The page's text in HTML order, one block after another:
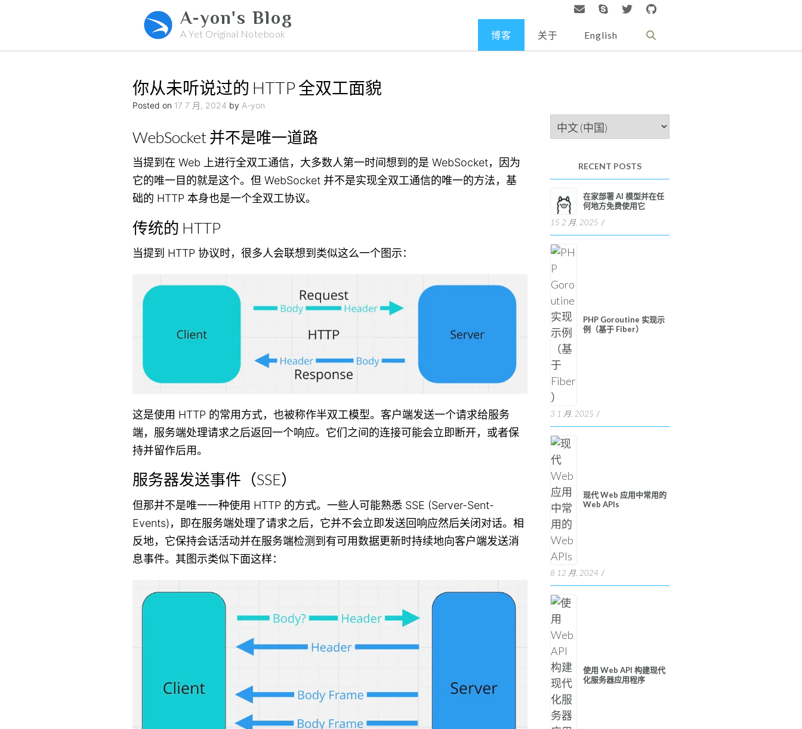
A-yon's Blog
A Yet Original Notebook 博客 关于 English
你从未听说过的 HTTP 全双工面貌
Posted on 17 7 月, 2024 by A-yon
WebSocket 并不是唯一道路
当提到在 Web 上进行全双工通信，大多数人第一时间想到的是 WebSocket，因为
它的唯一目的就是这个。但 WebSocket 并不是实现全双工通信的唯一的方法，基
础的 HTTP 本身也是一个全双工协议。
传统的 HTTP
当提到 HTTP 协议时，很多人会联想到类似这么一个图示：
这是使用 HTTP 的常用方式，也被称作半双工模型。客户端发送一个请求给服务
端，服务端处理请求之后返回一个响应。它们之间的连接可能会立即断开，或者保
持并留作后用。
服务器发送事件（SSE）
但那并不是唯一一种使用 HTTP 的方式。一些人可能熟悉 SSE (Server-Sent-
Events)，即在服务端处理了请求之后，它并不会立即发送回响应然后关闭对话。相
反地，它保持会话活动并在服务端检测到有可用数据更新时持续地向客户端发送消
息事件。其图示类似下面这样：
选
择
RECENT POSTS
在家部署 AI 模型并在任
何地方免费使用它
15 2 月, 2025
PHP Goroutine 实现示
例（基于 Fiber）
3 1 月, 2025
现代 Web 应用中常用的
Web APIs
8 12 月, 2024
使用 Web API 构建现代
化服务器应用程序